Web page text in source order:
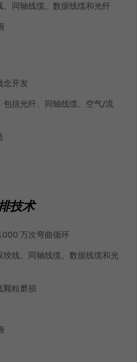
同轴线缆、数据线缆和光纤
念开发
括光纤、同轴线缆、空气/流
技术
万次弯曲循环
线、同轴线缆、数据线缆和光
颗粒磨损